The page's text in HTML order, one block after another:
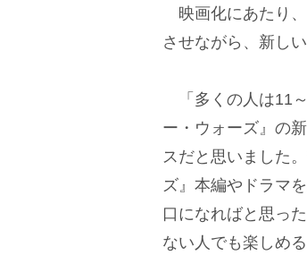
映画化にあたり、
させながら、新し
「多くの人は11
ー・ウォーズ』の
スだと思いました
ズ』本編やドラマ
口になればと思っ
ない人でも楽しめ